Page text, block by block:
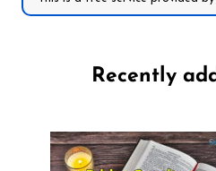
Recently